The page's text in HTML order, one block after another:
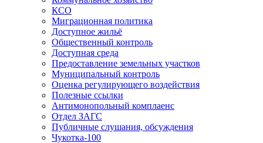
КСО
Миграционная политика
Доступное жильё
Общественный контроль
Доступная среда
Предоставление земельных участков
Муниципальный контроль
Оценка регулирующего воздействия
Полезные ссылки
Антимонопольный комплаенс
Отдел ЗАГС
Публичные слушания, обсуждения
Чукотка-100